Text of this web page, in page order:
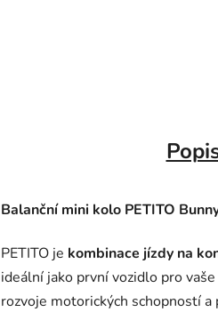
Balanční mini kolo PETITO
PETITO je kombinace jízdy na
ideální jako první vozidlo pro
rozvoje motorických schopností